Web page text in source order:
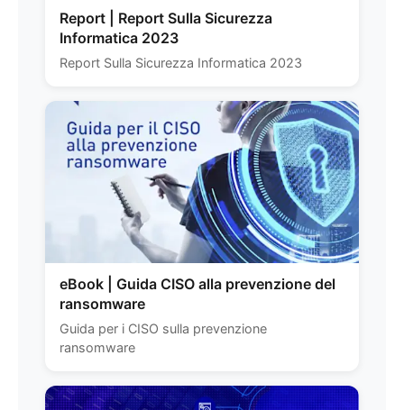
Report | Report Sulla Sicurezza
Informatica 2023
Report Sulla Sicurezza Informatica 2023
eBook | Guida CISO alla prevenzione del
ransomware
Guida per i CISO sulla prevenzione
ransomware